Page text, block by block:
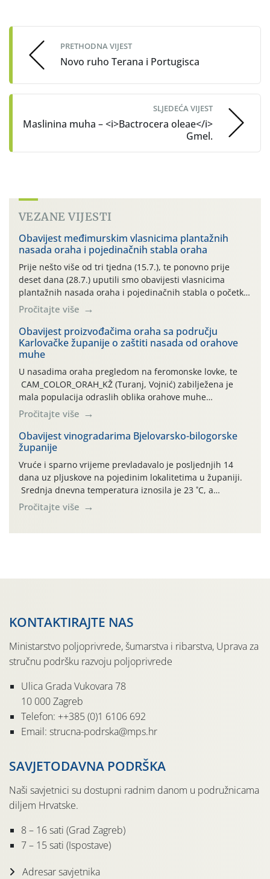
navigation
PRETHODNA VIJEST
Novo ruho Terana i Portugisca
SLJEDEĆA VIJEST
Maslinina muha – <i>Bactrocera oleae</i>
Gmel.
VEZANE VIJESTI
Obavijest međimurskim vlasnicima plantažnih
nasada oraha i pojedinačnih stabla oraha
Prije nešto više od tri tjedna (15.7.), te ponovno prije
deset dana (28.7.) uputili smo obavijesti vlasnicima
plantažnih nasada oraha i pojedinačnih stabla o početku
leta i ovogodišnjoj potrebi usmjerenog suzbijanja
orahove muhe (Rhagoletis completa)! Već dvanaest dana
traje drugi ovogodišnji “toplinski udar”, koji naročito
izražen zadnja šest dana (31.7.-05.8.), jer najviše
temperature zraka svakodnevno […]
Pročitajte više
Obavijest proizvođačima oraha sa području
Karlovačke županije o zaštiti nasada od orahove
muhe
U nasadima oraha pregledom na feromonske lovke, te
CAM_COLOR_ORAH_KŽ (Turanj, Vojnić) zabilježena je
mala populacija odraslih oblika orahove muhe
(Rhagoletis completa). Niska brojnost može se objasniti
činjenicom da je riječ o mladim nasadima s vrlo malim
urodom, što je povezano i s manjim brojem prezimjelih
jedinki. U starijim nasadima, na žutim ljepljivim Rebell
pločama s […]
Pročitajte više
Obavijest vinogradarima Bjelovarsko-bilogorske
županije
Vruće i sparno vrijeme prevladavalo je posljednjih 14
dana uz pljuskove na pojedinim lokalitetima u županiji.
Srednja dnevna temperatura iznosila je 23 ˚C, a
maksimalne su posljednjih dana dosezale do 35 ˚C.
Simptome plamenjače vinove loze (Plasmoparas
Pročitajte više
KONTAKTIRAJTE NAS
Ministarstvo poljoprivrede, šumarstva i ribarstva, Uprava za
stručnu podršku razvoju poljoprivrede
Ulica Grada Vukovara 78
10 000 Zagreb
Telefon: ++385 (0)1 6106 692
Email: strucna-podrska@mps.hr
SAVJETODAVNA PODRŠKA
Naši savjetnici su dostupni radnim danom u podružnicama
diljem Hrvatske.
8 – 16 sati (Grad Zagreb)
7 – 15 sati (Ispostave)
Adresar savjetnika